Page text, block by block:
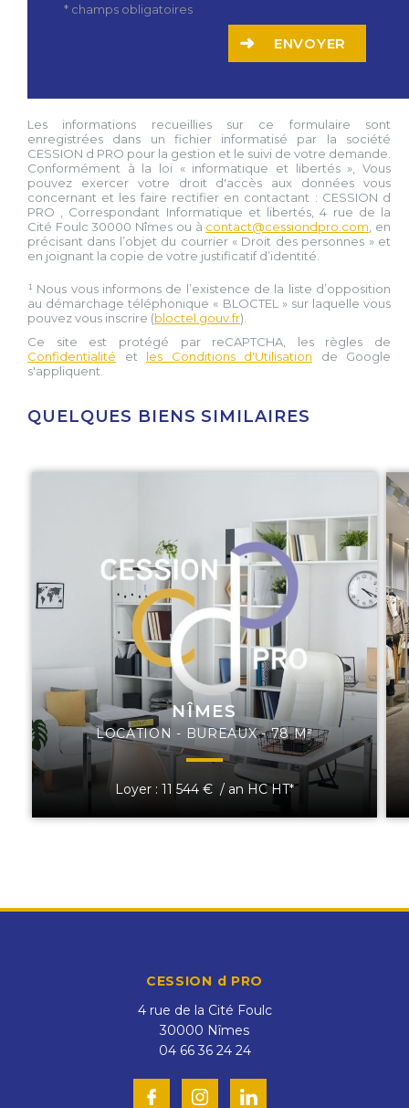
* champs obligatoires
ENVOYER
Les informations recueillies sur ce formulaire sont
enregistrées dans un fichier informatisé par la société
CESSION d PRO pour la gestion et le suivi de votre demande.
Conformément à la loi « informatique et libertés », Vous
pouvez exercer votre droit d'accès aux données vous
concernant et les faire rectifier en contactant : CESSION d
PRO
, Correspondant Informatique et libertés,4 rue de la
Cité Foulc 30000 Nîmes ou à contact@cessiondpro.com , en
précisant dans l’objet du courrier « Droit des personnes » et
en joignant la copie de votre justificatif d’identité.
¹ Nous vous informons de l’existence de la liste d’opposition
au démarchage téléphonique « BLOCTEL » sur laquelle vous
pouvez vous inscrire (bloctel.gouv.fr).
Ce site est protégé par reCAPTCHA, les règles de
Confidentialité et les Conditions d'Utilisation de Google
s'appliquent.
QUELQUES BIENS SIMILAIRES
NÎMES
LOCATION - BUREAUX - 78 M²
Loyer : 11 544 € / an HC HT*
CESSION d PRO
4 rue de la Cité Foulc
30000 Nîmes
04 66 36 24 24